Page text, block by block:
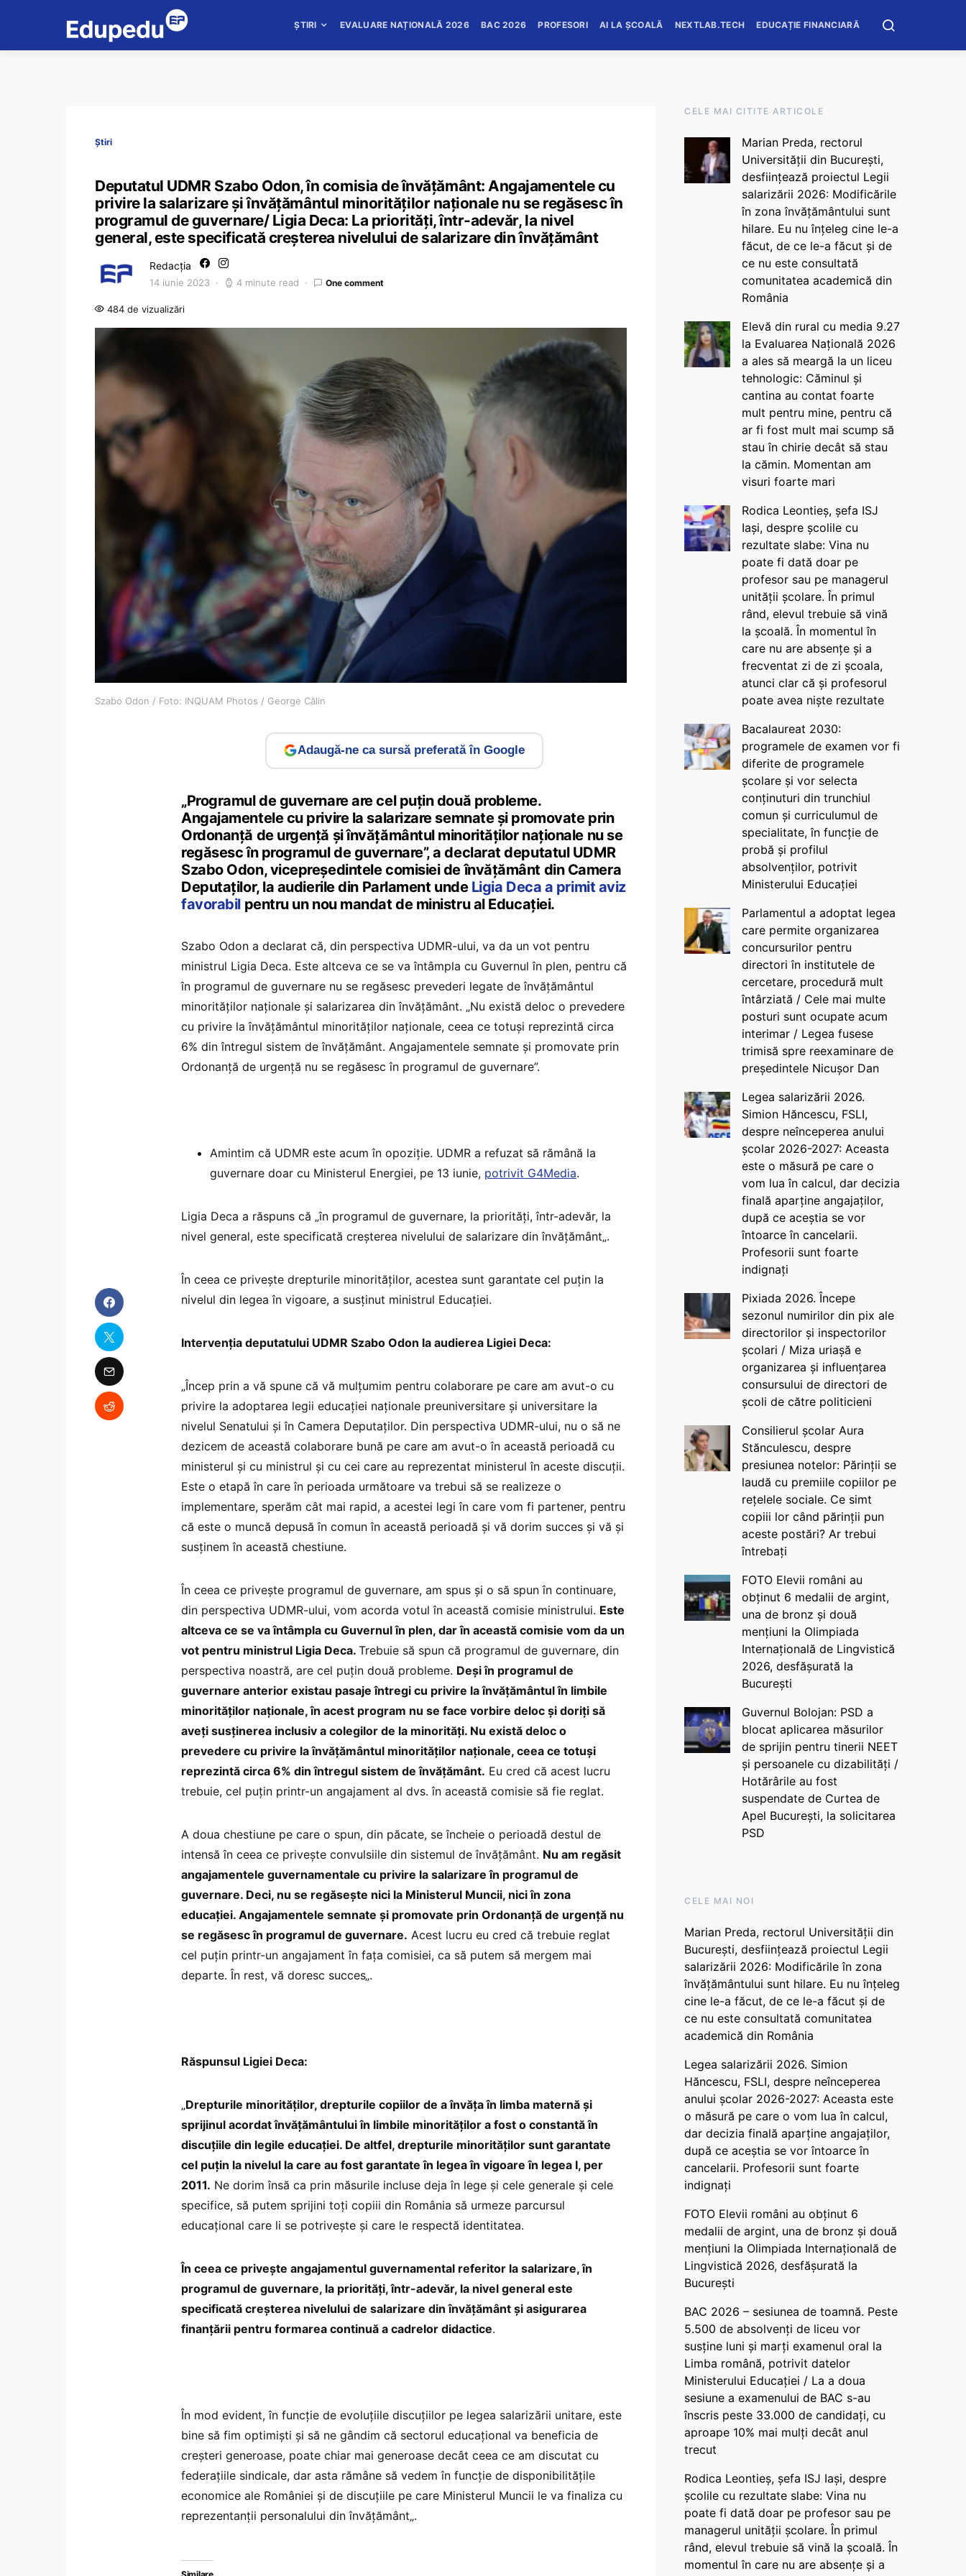
ȘTIRI EVALUARE NAȚIONALĂ 2026 BAC 2026 PROFESORI AI LA ȘCOALĂ NEXTLAB.TECH EDUCAȚIE FINANCIARĂ
Știri
Deputatul UDMR Szabo Odon, în comisia de învățământ: Angajamentele cu
privire la salarizare și învățământul minorităților naționale nu se regăsesc în
programul de guvernare/ Ligia Deca: La priorități, într-adevăr, la nivel
general, este specificată creșterea nivelului de salarizare din învățământ
Redacția
14 iunie 2023 4 minute read One comment
484 de vizualizări
Szabo Odon / Foto: INQUAM Photos / George Călin
Adaugă-ne ca sursă preferată în Google
„Programul de guvernare are cel puțin două probleme.
Angajamentele cu privire la salarizare semnate și promovate prin
Ordonanță de urgență și învățământul minorităților naționale nu se
regăsesc în programul de guvernare”, a declarat deputatul UDMR
Szabo Odon, vicepreședintele comisiei de învățământ din Camera
Deputaților, la audierile din Parlament unde Ligia Deca a primit aviz
favorabilpentru un nou mandat de ministru al Educației.
Szabo Odon a declarat că, din perspectiva UDMR-ului, va da un vot pentru
ministrul Ligia Deca. Este altceva ce se va întâmpla cu Guvernul în plen, pentru că
în programul de guvernare nu se regăsesc prevederi legate de învățământul
minorităților naționale și salarizarea din învățământ. „Nu există deloc o prevedere
cu privire la învățământul minorităților naționale, ceea ce totuși reprezintă circa
6% din întregul sistem de învățământ. Angajamentele semnate și promovate prin
Ordonanță de urgență nu se regăsesc în programul de guvernare”.
Amintim că UDMR este acum în opoziție. UDMR a refuzat să rămână la
guvernare doar cu Ministerul Energiei, pe 13 iunie, potrivit G4Media.
Ligia Deca a răspuns că „în programul de guvernare, la priorități, într-adevăr, la
nivel general, este specificată creșterea nivelului de salarizare din învățământ„.
În ceea ce privește drepturile minorităților, acestea sunt garantate cel puțin la
nivelul din legea în vigoare, a susținut ministrul Educației.
Intervenția deputatului UDMR Szabo Odon la audierea Ligiei Deca:
„Încep prin a vă spune că vă mulțumim pentru colaborare pe care am avut-o cu
privire la adoptarea legii educației naționale preuniversitare și universitare la
nivelul Senatului și în Camera Deputaților. Din perspectiva UDMR-ului, nu o să ne
dezicem de această colaborare bună pe care am avut-o în această perioadă cu
ministerul și cu ministrul și cu cei care au reprezentat ministerul în aceste discuții.
Este o etapă în care în perioada următoare va trebui să se realizeze o
implementare, sperăm cât mai rapid, a acestei legi în care vom fi partener, pentru
că este o muncă depusă în comun în această perioadă și vă dorim succes și vă și
susținem în această chestiune.
În ceea ce privește programul de guvernare, am spus și o să spun în continuare,
din perspectiva UDMR-ului, vom acorda votul în această comisie ministrului. Este
altceva ce se va întâmpla cu Guvernul în plen, dar în această comisie vom da un
vot pentru ministrul Ligia Deca. Trebuie să spun că programul de guvernare, din
perspectiva noastră, are cel puțin două probleme. Deși în programul de
guvernare anterior existau pasaje întregi cu privire la învățământul în limbile
minorităților naționale, în acest program nu se face vorbire deloc și doriți să
aveți susținerea inclusiv a colegilor de la minorități. Nu există deloc o
prevedere cu privire la învățământul minorităților naționale, ceea ce totuși
reprezintă circa 6% din întregul sistem de învățământ. Eu cred că acest lucru
trebuie, cel puțin printr-un angajament al dvs. în această comisie să fie reglat.
A doua chestiune pe care o spun, din păcate, se încheie o perioadă destul de
intensă în ceea ce privește convulsiile din sistemul de învățământ. Nu am regăsit
angajamentele guvernamentale cu privire la salarizare în programul de
guvernare. Deci, nu se regăsește nici la Ministerul Muncii, nici în zona
educației. Angajamentele semnate și promovate prin Ordonanță de urgență nu
se regăsesc în programul de guvernare. Acest lucru eu cred că trebuie reglat
cel puțin printr-un angajament în fața comisiei, ca să putem să mergem mai
departe. În rest, vă doresc succes„.
Răspunsul Ligiei Deca:
„Drepturile minorităților, drepturile copiilor de a învăța în limba maternă și
sprijinul acordat învățământului în limbile minorităților a fost o constantă în
discuțiile din legile educației. De altfel, drepturile minorităților sunt garantate
cel puțin la nivelul la care au fost garantate în legea în vigoare în legea I, per
2011. Ne dorim însă ca prin măsurile incluse deja în lege și cele generale și cele
specifice, să putem sprijini toți copiii din România să urmeze parcursul
educațional care li se potrivește și care le respectă identitatea.
În ceea ce privește angajamentul guvernamental referitor la salarizare, în
programul de guvernare, la priorități, într-adevăr, la nivel general este
specificată creșterea nivelului de salarizare din învățământ și asigurarea
finanțării pentru formarea continuă a cadrelor didactice.
În mod evident, în funcție de evoluțiile discuțiilor pe legea salarizării unitare, este
bine să fim optimiști și să ne gândim că sectorul educațional va beneficia de
creșteri generoase, poate chiar mai generoase decât ceea ce am discutat cu
federațiile sindicale, dar asta rămâne să vedem în funcție de disponibilitățile
economice ale României și de discuțiile pe care Ministerul Muncii le va finaliza cu
reprezentanții personalului din învățământ„.
CELE MAI CITITE ARTICOLE
Marian Preda, rectorul
Universității din București,
desființează proiectul Legii
salarizării 2026: Modificările
în zona învățământului sunt
hilare. Eu nu înțeleg cine le-a
făcut, de ce le-a făcut și de
ce nu este consultată
comunitatea academică din
România
Elevă din rural cu media 9.27
la Evaluarea Națională 2026
a ales să meargă la un liceu
tehnologic: Căminul și
cantina au contat foarte
mult pentru mine, pentru că
ar fi fost mult mai scump să
stau în chirie decât să stau
la cămin. Momentan am
visuri foarte mari
Rodica Leontieș, șefa ISJ
Iași, despre școlile cu
rezultate slabe: Vina nu
poate fi dată doar pe
profesor sau pe managerul
unității școlare. În primul
rând, elevul trebuie să vină
la școală. În momentul în
care nu are absențe și a
frecventat zi de zi școala,
atunci clar că și profesorul
poate avea niște rezultate
Bacalaureat 2030:
programele de examen vor fi
diferite de programele
școlare și vor selecta
conținuturi din trunchiul
comun și curriculumul de
specialitate, în funcție de
probă și profilul
absolvenților, potrivit
Ministerului Educației
Parlamentul a adoptat legea
care permite organizarea
concursurilor pentru
directori în institutele de
cercetare, procedură mult
întârziată / Cele mai multe
posturi sunt ocupate acum
interimar / Legea fusese
trimisă spre reexaminare de
președintele Nicușor Dan
Legea salarizării 2026.
Simion Hăncescu, FSLI,
despre neînceperea anului
școlar 2026-2027: Aceasta
este o măsură pe care o
vom lua în calcul, dar decizia
finală aparține angajaților,
după ce aceștia se vor
întoarce în cancelarii.
Profesorii sunt foarte
indignați
Pixiada 2026. Începe
sezonul numirilor din pix ale
directorilor și inspectorilor
școlari / Miza uriașă e
organizarea și influențarea
consursului de directori de
școli de către politicieni
Consilierul școlar Aura
Stănculescu, despre
presiunea notelor: Părinții se
laudă cu premiile copiilor pe
rețelele sociale. Ce simt
copiii lor când părinții pun
aceste postări? Ar trebui
întrebați
FOTO Elevii români au
obținut 6 medalii de argint,
una de bronz și două
mențiuni la Olimpiada
Internațională de Lingvistică
2026, desfășurată la
București
Guvernul Bolojan: PSD a
blocat aplicarea măsurilor
de sprijin pentru tinerii NEET
și persoanele cu dizabilități /
Hotărârile au fost
suspendate de Curtea de
Apel București, la solicitarea
PSD
CELE MAI NOI
Marian Preda, rectorul Universității din
București, desființează proiectul Legii
salarizării 2026: Modificările în zona
învățământului sunt hilare. Eu nu înțeleg
cine le-a făcut, de ce le-a făcut și de
ce nu este consultată comunitatea
academică din România
Legea salarizării 2026. Simion
Hăncescu, FSLI, despre neînceperea
anului școlar 2026-2027: Aceasta este
o măsură pe care o vom lua în calcul,
dar decizia finală aparține angajaților,
după ce aceștia se vor întoarce în
cancelarii. Profesorii sunt foarte
indignați
FOTO Elevii români au obținut 6
medalii de argint, una de bronz și două
mențiuni la Olimpiada Internațională de
Lingvistică 2026, desfășurată la
București
BAC 2026 – sesiunea de toamnă. Peste
5.500 de absolvenți de liceu vor
susține luni și marți examenul oral la
Limba română, potrivit datelor
Ministerului Educației / La a doua
sesiune a examenului de BAC s-au
înscris peste 33.000 de candidați, cu
aproape 10% mai mulți decât anul
trecut
Rodica Leontieș, șefa ISJ Iași, despre
școlile cu rezultate slabe: Vina nu
poate fi dată doar pe profesor sau pe
managerul unității școlare. În primul
rând, elevul trebuie să vină la școală. În
momentul în care nu are absențe și a